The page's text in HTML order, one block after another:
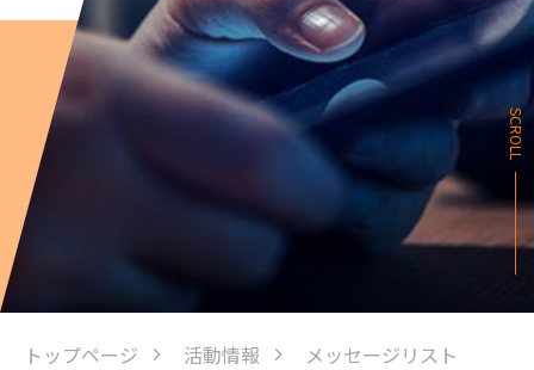
SCROLL
トップページ 活動情報 メッセージリスト